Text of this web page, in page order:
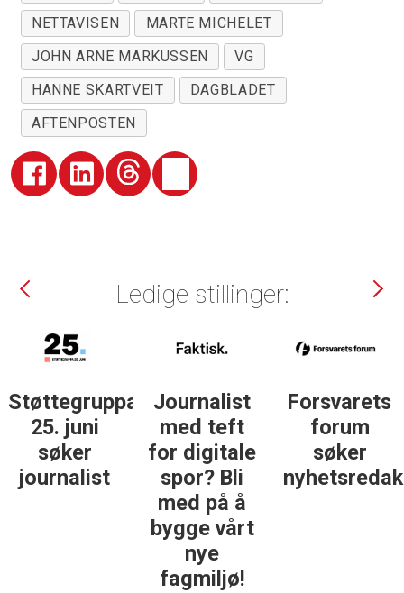
NETTAVISEN
MARTE MICHELET
JOHN ARNE MARKUSSEN
VG
HANNE SKARTVEIT
DAGBLADET
AFTENPOSTEN
Ledige stillinger:
Støttegruppa
25. juni
søker
journalist
Journalist
med teft
for digitale
spor? Bli
med på å
bygge vårt
nye
fagmiljø!
Forsvarets
forum
søker